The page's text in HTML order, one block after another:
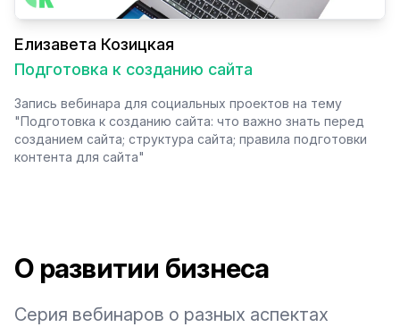
Елизавета Козицкая
Подготовка к созданию сайта
Запись вебинара для социальных проектов на тему
"Подготовка к созданию сайта: что важно знать перед
созданием сайта; структура сайта; правила подготовки
контента для сайта"
О развитии бизнеса
Серия вебинаров о разных аспектах